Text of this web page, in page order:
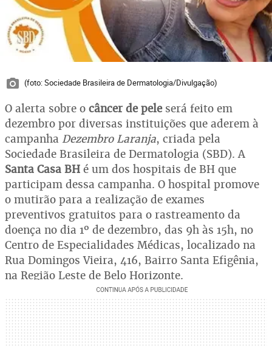
(foto: Sociedade Brasileira de Dermatologia/Divulgação)
O alerta sobre o câncer de peleserá feito em
dezembro por diversas instituições que aderem à
campanha Dezembro Laranja, criada pela
Sociedade Brasileira de Dermatologia (SBD). A
Santa Casa BH é um dos hospitais de BH que
participam dessa campanha. O hospital promove
o mutirão para a realização de exames
preventivos gratuitos para o rastreamento da
doença no dia 1º de dezembro, das 9h às 15h, no
Centro de Especialidades Médicas, localizado na
Rua Domingos Vieira, 416, Bairro Santa Efigênia,
na Região Leste de Belo Horizonte.